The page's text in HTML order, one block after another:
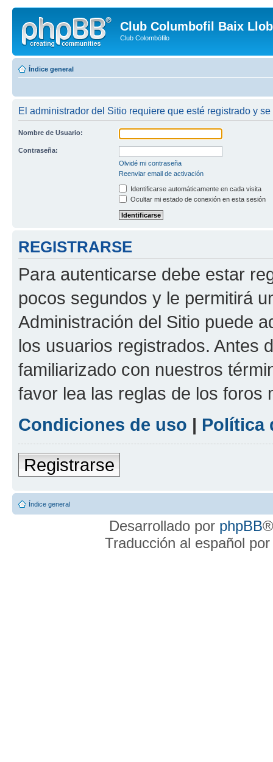
Club Columbofil Baix
Club Colombófilo
Índice general
El administrador del Sitio requiere que esté registrado y
Nombre de Usuario:
Contraseña:
Olvidé mi contraseña
Reenviar email de activación
Identificarse automáticamente en cada visita
Ocultar mi estado de conexión en esta sesión
REGISTRARSE
Para autenticarse debe estar
pocos segundos y le permitirá
Administración del Sitio puede
los usuarios registrados. Antes
familiarizado con nuestros
favor lea las reglas de los foros
Condiciones de uso | Política
Registrarse
Índice general
Desarrollado por phpBB
Traducción al español